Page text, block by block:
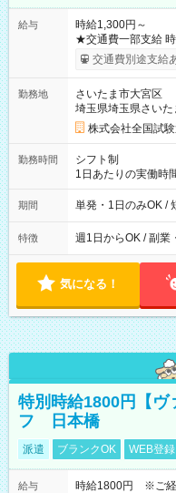
給与
時給1,300円～
★交通費一部支給 時給1,300円～ ※試験・役割により手当あり
※勤務回数により
り！】 希望される
例】 ・河合塾模擬
×8時間＝日収
円の場合あり ・国
円（役割手当＋100円
間】試用期間なし
交通費別途支給
勤務地
さいたま市大宮区
埼玉県埼玉県さいた
株式会社全国試
勤務時間
シフト制
1日あたりの実働時
間は 試験により異
期間 単発・1日のみOK /
特徴 週1日からOK / 副業
気になる！
特別時給1800円【ヴ
フ 日本橋
派遣 ブランクOK WEB登
給与
時給1800円 ※ご経